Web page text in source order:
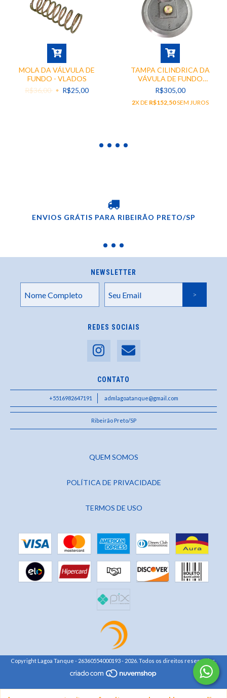
MOLA DA VÁLVULA DE
FUNDO - VLADOS
R$36,00
R$25,00
TAMPA CILINDRICA DA
VÁVULA DE FUNDO
PNEUMATICA
R$305,00
2X DE R$152,50SEM JUROS
ENVIOS GRÁTIS PARA RIBEIRÃO PRETO/SP
NEWSLETTER
REDES SOCIAIS
CONTATO
+5516982647191 admlagoatanque@gmail.com
Ribeirão Preto/SP
QUEM SOMOS
POLÍTICA DE PRIVACIDADE
TERMOS DE USO
Copyright Lagoa Tanque - 26360554000193 - 2026. Todos os direitos reservados.